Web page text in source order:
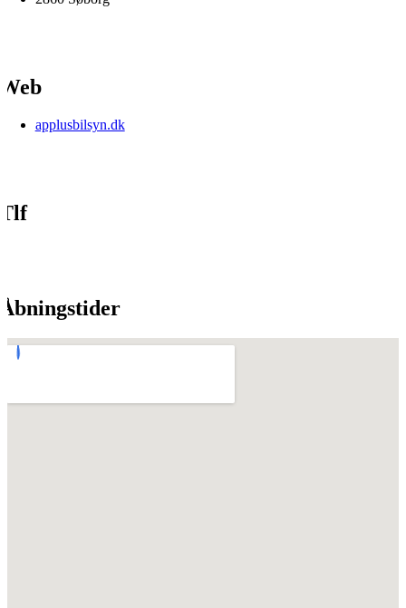
applusbilsyn.dk